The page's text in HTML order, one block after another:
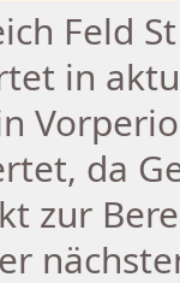
Feld
in
da
zur